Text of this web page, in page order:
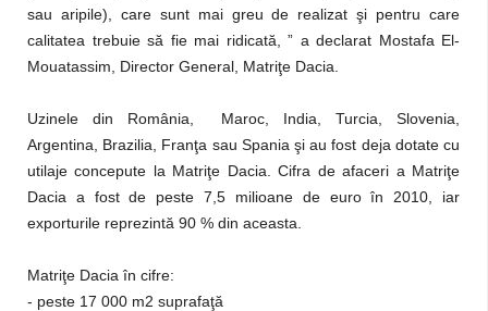
sau aripile), care sunt mai greu de realizat şi pentru care
calitatea trebuie să fie mai ridicată, ” a declarat Mostafa El-
Mouatassim, Director General, Matriţe Dacia.
Uzinele din România, Maroc, India, Turcia, Slovenia,
Argentina, Brazilia, Franţa sau Spania şi au fost deja dotate cu
utilaje concepute la Matriţe Dacia. Cifra de afaceri a Matriţe
Dacia a fost de peste 7,5 milioane de euro în 2010, iar
exporturile reprezintă 90 % din aceasta.
Matriţe Dacia în cifre:
- peste 17 000 m2 suprafaţă